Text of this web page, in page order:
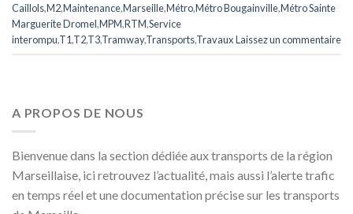
Caillols,M2,Maintenance,Marseille,Métro,Métro Bougainville,Métro Sainte
Marguerite Dromel,MPM,RTM,Service
interompu,T1,T2,T3,Tramway,Transports,TravauxLaissez un commentaire
A PROPOS DE NOUS
Bienvenue dans la section dédiée aux transports de la région
Marseillaise, ici retrouvez l’actualité, mais aussi l’alerte trafic
en temps réel et une documentation précise sur les transports